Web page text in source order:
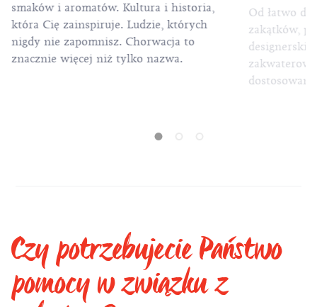
smaków i aromatów. Kultura i historia,
która Cię zainspiruje. Ludzie, których
nigdy nie zapomnisz. Chorwacja to
znacznie więcej niż tylko nazwa.
Od łatwo
zakątków,
Czy potrzebujecie Państwo
pomocy w związku z